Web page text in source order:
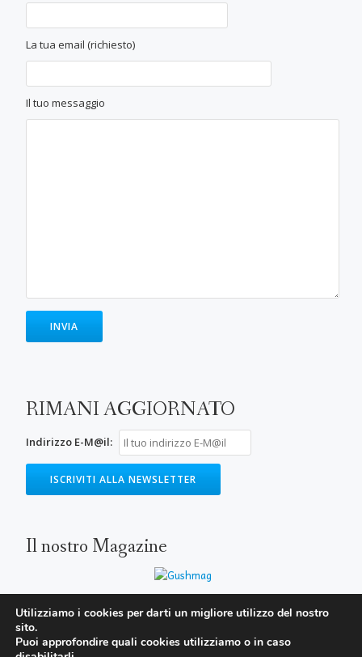
La tua email (richiesto)
Il tuo messaggio
RIMANI AGGIORNATO
Indirizzo E-M@il:
Il nostro Magazine
SECONDARY
MENU
Utilizziamo i cookies per darti un migliore utilizzo del nostro
sito.
Puoi approfondire quali cookies utilizziamo o in caso